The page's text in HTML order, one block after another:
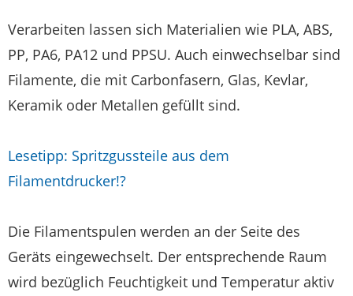
Verarbeiten lassen sich Materialien wie PLA, ABS,
PP, PA6, PA12 und PPSU. Auch einwechselbar sind
Filamente, die mit Carbonfasern, Glas, Kevlar,
Keramik oder Metallen gefüllt sind.
Lesetipp: Spritzgussteile aus dem
Filamentdrucker!?
Die Filamentspulen werden an der Seite des
Geräts eingewechselt. Der entsprechende Raum
wird bezüglich Feuchtigkeit und Temperatur aktiv